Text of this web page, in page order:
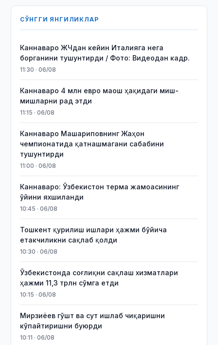
СЎНГГИ ЯНГИЛИКЛАР
Каннаваро ЖЧдан кейин Италияга нега
борганини тушунтирди / Фото: Видеодан кадр.
11:30 · 06/08
Каннаваро 4 млн евро маош ҳақидаги миш-
мишларни рад этди
11:15 · 06/08
Каннаваро Машариповнинг Жаҳон
чемпионатида қатнашмагани сабабини
тушунтирди
11:00 · 06/08
Каннаваро: Ўзбекистон терма жамоасининг
ўйини яхшиланди
10:45 · 06/08
Тошкент қурилиш ишлари ҳажми бўйича
етакчиликни сақлаб қолди
10:30 · 06/08
Ўзбекистонда соғлиқни сақлаш хизматлари
ҳажми 11,3 трлн сўмга етди
10:15 · 06/08
Мирзиёев гўшт ва сут ишлаб чиқаришни
кўпайтиришни буюрди
10:11 · 06/08